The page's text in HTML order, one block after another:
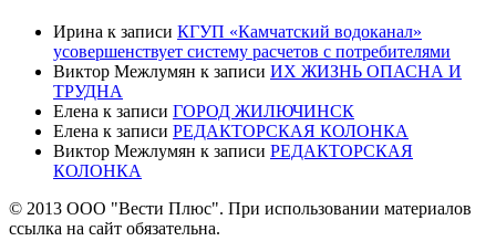
Ирина к записи КГУП «Камчатский водоканал»
усовершенствует систему расчетов с потребителями
Виктор Межлумян к записи ИХ ЖИЗНЬ ОПАСНА И
ТРУДНА
Елена к записи ГОРОД ЖИЛЮЧИНСК
Елена к записи РЕДАКТОРСКАЯ КОЛОНКА
Виктор Межлумян к записи РЕДАКТОРСКАЯ
КОЛОНКА
© 2013 ООО "Вести Плюс". При использовании материалов
ссылка на сайт обязательна.